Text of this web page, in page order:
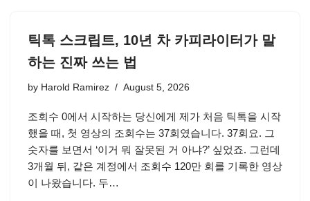
틱톡 스크립트, 10년 차 카피라이터가 말
하는 진짜 쓰는 법
by Harold Ramirez August 5, 2026
조회수 0에서 시작하는 당신에게 제가 처음 틱톡을 시작
했을 때, 첫 영상의 조회수는 37회였습니다. 37회요. 그
숫자를 보면서 ‘이거 뭐 잘못된 거 아냐?’ 싶었죠. 그런데
3개월 뒤, 같은 계정에서 조회수 120만 회를 기록한 영상
이 나왔습니다. 두…